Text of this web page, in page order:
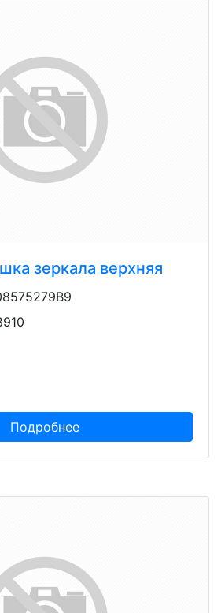
зеркала верхняя
Подробнее